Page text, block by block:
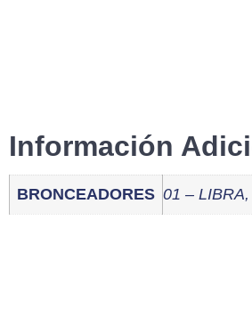
Información
BRONCEADORES 01 –